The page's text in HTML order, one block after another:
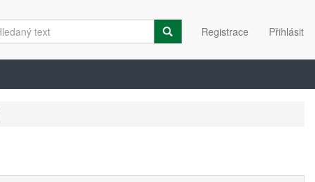
Registrace Přihlásit